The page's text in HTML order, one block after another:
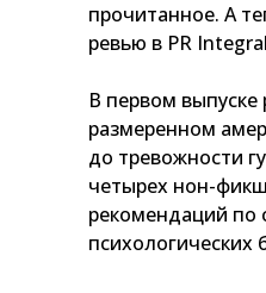
прочитанное. А
ревью в PR
В первом выпуске
размеренном
до тревожности
четырех нон-
рекомендаций по
психологических